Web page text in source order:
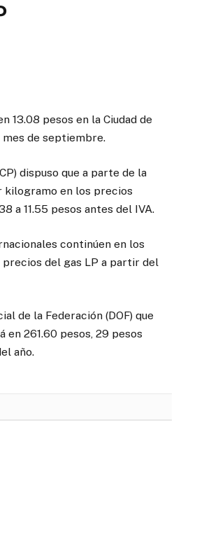
13.08 pesos en la Ciudad de
de septiembre.
dispuso que a parte de la
kilogramo en los precios
a 11.55 pesos antes del IVA.
continúen en los
del gas LP a partir del
de la Federación (DOF) que
261.60 pesos, 29 pesos
año.